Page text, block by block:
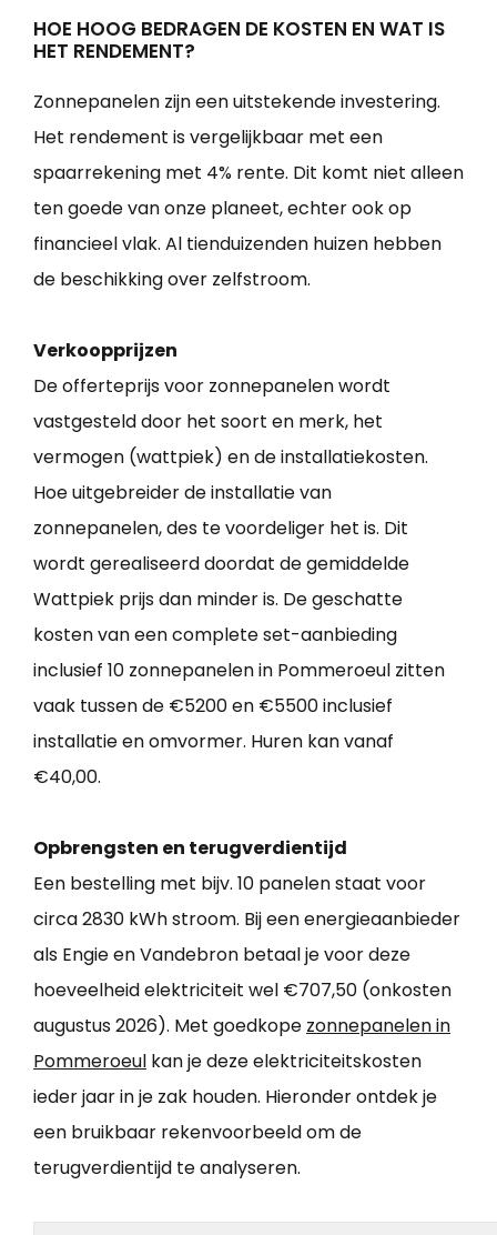
HOE HOOG BEDRAGEN DE KOSTEN EN WAT IS
HET RENDEMENT?
Zonnepanelen zijn een uitstekende investering.
Het rendement is vergelijkbaar met een
spaarrekening met 4% rente. Dit komt niet alleen
ten goede van onze planeet, echter ook op
financieel vlak. Al tienduizenden huizen hebben
de beschikking over zelfstroom.
Verkoopprijzen
De offerteprijs voor zonnepanelen wordt
vastgesteld door het soort en merk, het
vermogen (wattpiek) en de installatiekosten.
Hoe uitgebreider de installatie van
zonnepanelen, des te voordeliger het is. Dit
wordt gerealiseerd doordat de gemiddelde
Wattpiek prijs dan minder is. De geschatte
kosten van een complete set-aanbieding
inclusief 10 zonnepanelen in Pommeroeul zitten
vaak tussen de €5200 en €5500 inclusief
installatie en omvormer. Huren kan vanaf
€40,00.
Opbrengsten en terugverdientijd
Een bestelling met bijv. 10 panelen staat voor
circa 2830 kWh stroom. Bij een energieaanbieder
als Engie en Vandebron betaal je voor deze
hoeveelheid elektriciteit wel €707,50 (onkosten
augustus 2026). Met goedkope zonnepanelen in
Pommeroeul kan je deze elektriciteitskosten
ieder jaar in je zak houden. Hieronder ontdek je
een bruikbaar rekenvoorbeeld om de
terugverdientijd te analyseren.